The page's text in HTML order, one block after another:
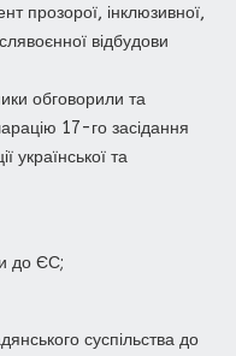
прозорої, інклюзивної,
відбудови
обговорили та
17-го засідання
української та
до ЄС;
суспільства до